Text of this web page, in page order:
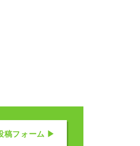
稿フォーム ▶